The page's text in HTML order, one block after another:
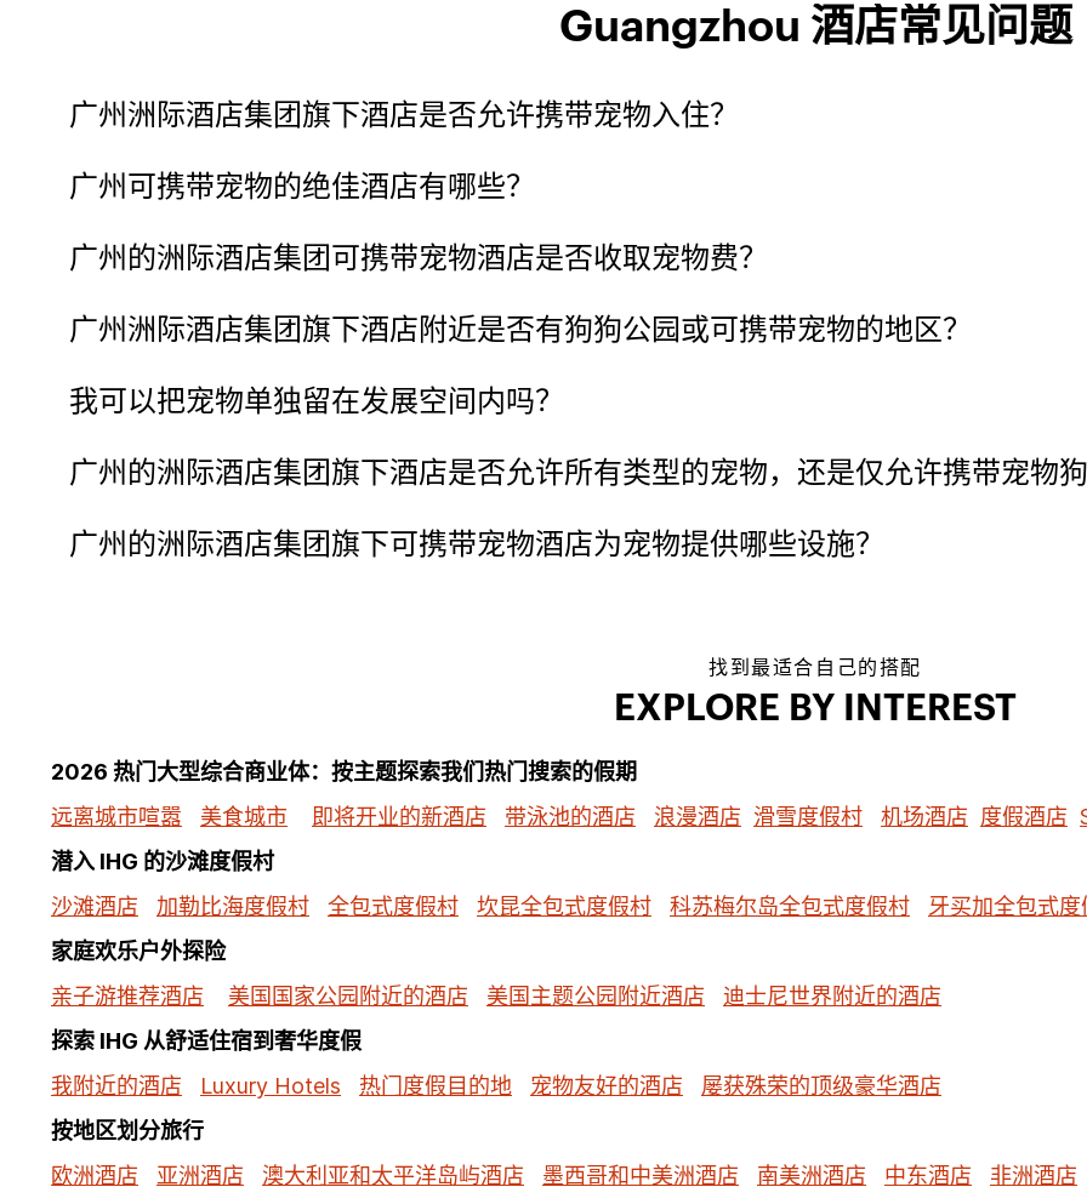
Guangzhou 酒店常见问题
广州洲际酒店集团旗下酒店是否允许携带宠物入住？
广州可携带宠物的绝佳酒店有哪些？
广州的洲际酒店集团可携带宠物酒店是否收取宠物费？
广州洲际酒店集团旗下酒店附近是否有狗狗公园或可携带宠物的地区？
我可以把宠物单独留在发展空间内吗？
广州的洲际酒店集团旗下酒店是否允许所有类型的宠物，还是仅允许携带宠物
广州的洲际酒店集团旗下可携带宠物酒店为宠物提供哪些设施？
找到最适合自己的搭配
EXPLORE BY INTEREST
2026 热门大型综合商业体：按主题探索我们热门搜索的假期
远离城市喧嚣
美食城市 即将开业的新酒店 带泳池的酒店 浪漫酒店 滑雪度假村 机场酒店 度假酒店
潜入 IHG 的沙滩度假村
沙滩酒店
加勒比海度假村 全包式度假村 坎昆全包式度假村 科苏梅尔岛全包式度假村
牙买加全包式度
家庭欢乐户外探险
亲子游推荐酒店
美国国家公园附近的酒店 美国主题公园附近酒店
迪士尼世界附近的酒店
探索 IHG 从舒适住宿到奢华度假
我附近的酒店
Luxury Hotels 热门度假目的地 宠物友好的酒店
屡获殊荣的顶级豪华酒店
按地区划分旅行
欧洲酒店
亚洲酒店 澳大利亚和太平洋岛屿酒店 墨西哥和中美洲酒店 南美洲酒店 中东酒店 非洲酒店